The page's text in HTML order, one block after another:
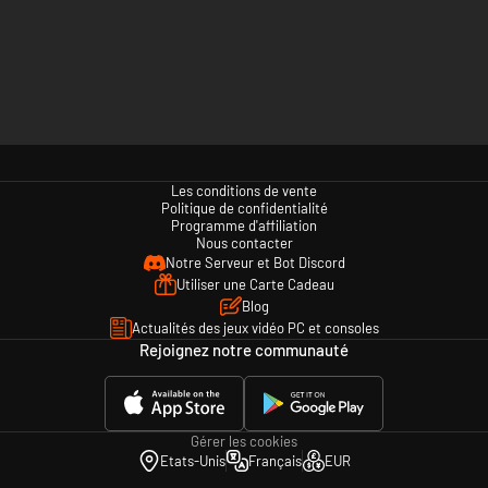
Les conditions de vente
Politique de confidentialité
Programme d'affiliation
Nous contacter
Notre Serveur et Bot Discord
Utiliser une Carte Cadeau
Blog
Actualités des jeux vidéo PC et consoles
Rejoignez notre communauté
Gérer les cookies
Etats-Unis
Français EUR